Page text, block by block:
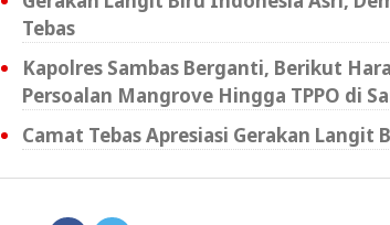
Tebas
Kapolres Sambas Berganti, Berikut
Persoalan Mangrove Hingga TPPO di
Camat Tebas Apresiasi Gerakan Langit